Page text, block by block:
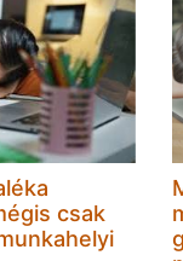
csak